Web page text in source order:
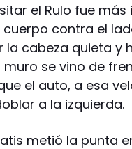
el Rulo fue
cuerpo contra el
la cabeza quieta y
muro se vino de
el auto, a esa
a la izquierda.
metió la punta